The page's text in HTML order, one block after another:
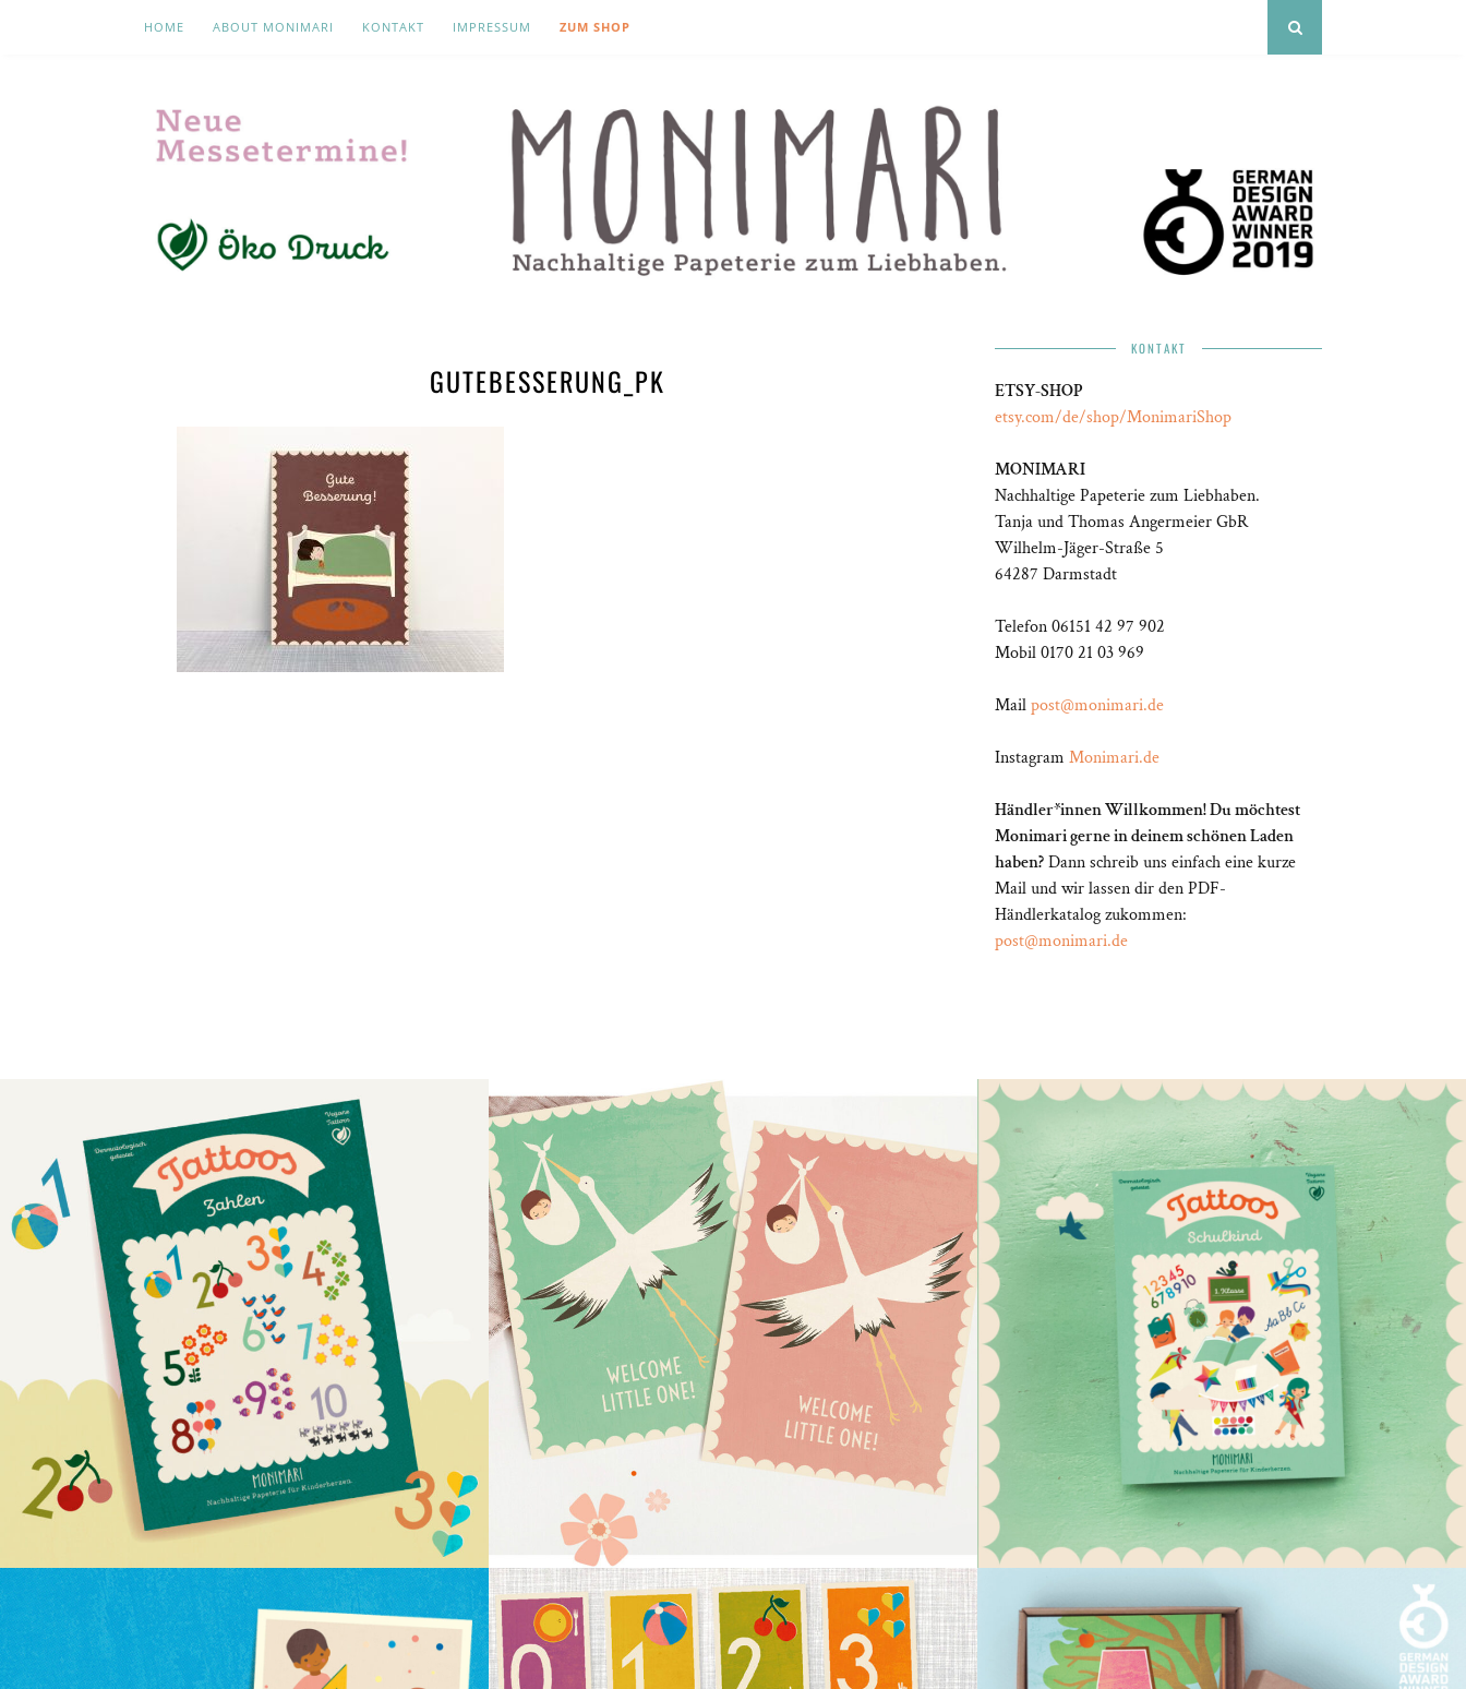
HOME ABOUT MONIMARI KONTAKT IMPRESSUM ZUM SHOP
GUTEBESSERUNG_PK
KONTAKT
ETSY-SHOP
etsy.com/de/shop/MonimariShop
MONIMARI
Nachhaltige Papeterie zum Liebhaben.
Tanja und Thomas Angermeier GbR
Wilhelm-Jäger-Straße 5
64287 Darmstadt
Telefon 06151 42 97 902
Mobil 0170 21 03 969
Mailpost@monimari.de
Instagram Monimari.de
Händler*innen Willkommen! Du möchtest
Monimari gerne in deinem schönen Laden
haben?Dann schreib uns einfach eine kurze
Mail und wir lassen dir den PDF-
Händlerkatalog zukommen:
post@monimari.de